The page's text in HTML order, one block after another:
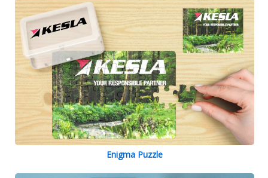
Enigma Puzzle